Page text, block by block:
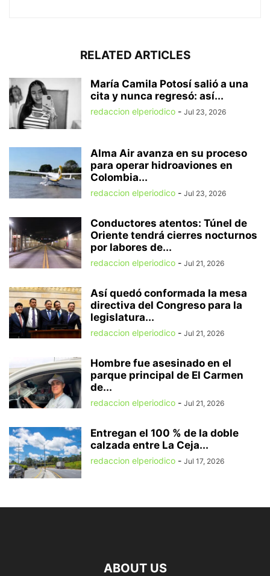
RELATED ARTICLES
María Camila Potosí salió a una
cita y nunca regresó: así...
redaccion elperiodico - Jul 23, 2026
Alma Air avanza en su proceso
para operar hidroaviones en
Colombia...
redaccion elperiodico - Jul 23, 2026
Conductores atentos: Túnel de
Oriente tendrá cierres nocturnos
por labores de...
redaccion elperiodico - Jul 21, 2026
Así quedó conformada la mesa
directiva del Congreso para la
legislatura...
redaccion elperiodico - Jul 21, 2026
Hombre fue asesinado en el
parque principal de El Carmen
de...
redaccion elperiodico - Jul 21, 2026
Entregan el 100 % de la doble
calzada entre La Ceja...
redaccion elperiodico - Jul 17, 2026
ABOUT US